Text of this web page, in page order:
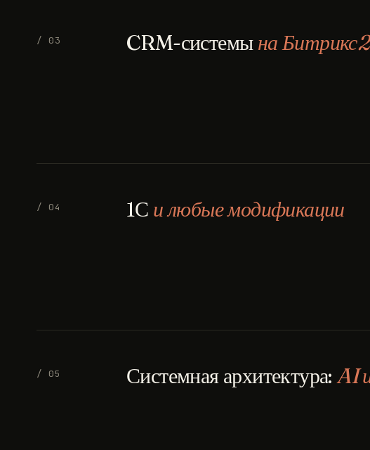
/ 03 CRM-системына
/ 04 1С и любые модификации
/ 05 Системная архитектура:AI